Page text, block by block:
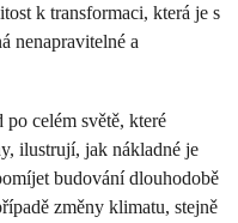
k transformaci, která je s
nenapravitelné a
celém světě, které
ilustrují, jak nákladné je
budování dlouhodobě
změny klimatu, stejně